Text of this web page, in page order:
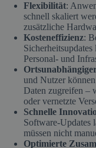
Flexibilität:
schnell skaliert
zusätzliche
Kosteneffizienz:
Personal- und
und Nutzer
Daten zugreifen –
oder vernetzte
Schnelle
Software-Updates
müssen nicht
Optimierte